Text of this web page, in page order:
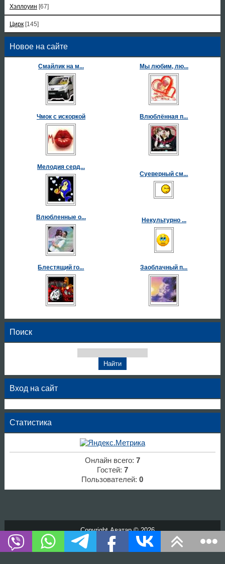
Хэллоуин [67]
Цирк [145]
Новое на сайте
Смайлик на м... Мы любим, лю...
Чмок с искоркой Влюблённая п...
Мелодия серд...
Суеверный см...
Влюбленные о... Некультурно ...
Блестящий го... Заоблачный п...
Поиск
Вход на сайт
Статистика
Онлайн всего: 7
Гостей: 7
Пользователей:0
Copyright Аватар © 2026
Хостинг от
uCoz